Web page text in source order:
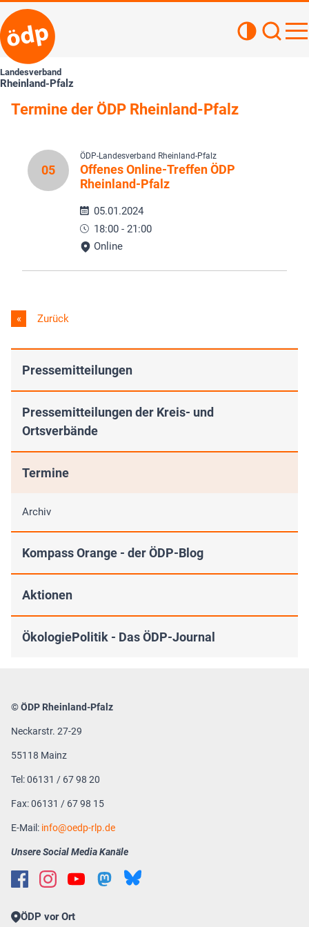
Landesverband
Rheinland-Pfalz
Termine der ÖDP Rheinland-Pfalz
05
ÖDP-Landesverband Rheinland-Pfalz
Offenes Online-Treffen ÖDP
Rheinland-Pfalz
05.01.2024
18:00 - 21:00
Online
Zurück
Pressemitteilungen
Pressemitteilungen der Kreis- und
Ortsverbände
Termine
Archiv
Kompass Orange - der ÖDP-Blog
Aktionen
ÖkologiePolitik - Das ÖDP-Journal
© ÖDP Rheinland-Pfalz
Neckarstr. 27-29
55118 Mainz
Tel: 06131 / 67 98 20
Fax: 06131 / 67 98 15
E-Mail: info oedp-rlp.de
Unsere Social Media Kanäle
ÖDP vor Ort